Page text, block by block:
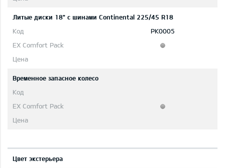
Литые диски 18" с шинами Continental 225/45 R18
PK0005
Временное запасное колесо
Цвет экстерьера